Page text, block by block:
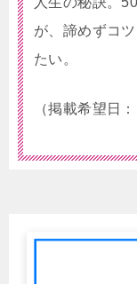
が、諦めずコ
たい。
（掲載希望日